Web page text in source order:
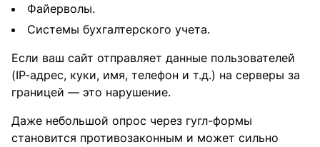
Файерволы.
Системы бухгалтерского учета.
Если ваш сайт отправляет данные пользователей
(IP-адрес, куки, имя, телефон и т.д.) на серверы за
границей — это нарушение.
Даже небольшой опрос через гугл-формы
становится противозаконным и может сильно